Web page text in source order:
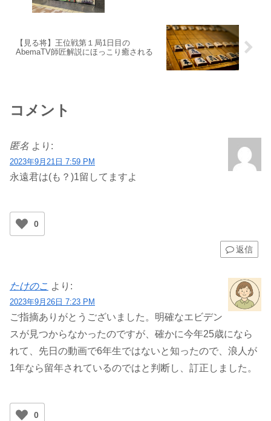
【見る将】王位戦第１局1日目の
AbemaTV師匠解説にほっこり癒される
コメント
匿名 より:
2023年9月21日 7:59 PM
永遠君は(も？)1留してますよ
0
返信
たけのこ より:
2023年9月26日 7:23 PM
ご指摘ありがとうございました。明確なエビデン
スが見つからなかったのですが、確かに今年25歳になら
れて、先日の動画で6年生ではないと知ったので、浪人が
1年なら留年されているのではと判断し、訂正しました。
0